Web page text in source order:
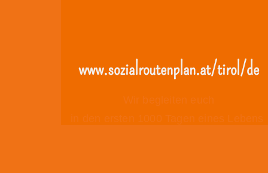
www.sozialroutenplan.at/tirol/de